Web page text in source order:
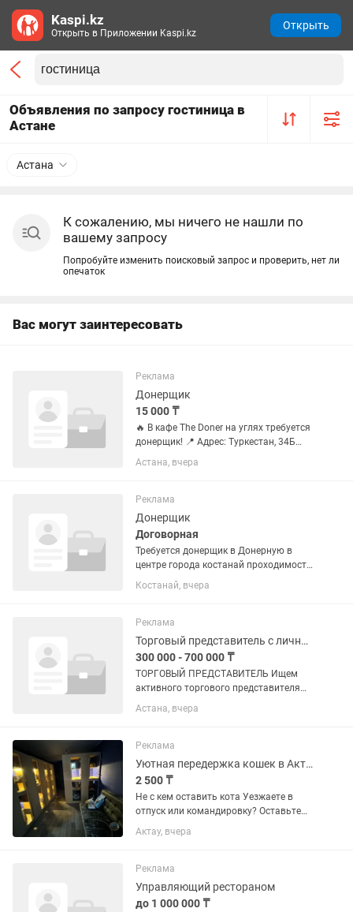
Объявления по запросу гостиница в
Астане
Астана
К сожалению, мы ничего не нашли по
вашему запросу
Попробуйте изменить поисковый запрос и проверить, нет ли
опечаток
Вас могут заинтересовать
Реклама
Донерщик
15 000 ₸
🔥 В кафе The Doner на углях требуется
донерщик! 📍 Адрес: Туркестан, 34Б
Требования: • Студентов не
рассматриваем. • Обязателен опыт
чистоплотность. • Скорость и...
Астана, вчера
Реклама
Донерщик
Договорная
Требуется донерщик в Донерную в
центре города костанай проходимость
хорошая, график 5/2 с 10.30 до 23.00
зп сдельная еженедельно без
обучим.
Костанай, вчера
Реклама
Торговый представитель с личным автомобилем
300 000 - 700 000 ₸
ТОРГОВЫЙ ПРЕДСТАВИТЕЛЬ Ищем
активного торгового представителя
для реализации продукции в
магазинах. Основные клиенты:
дома Магазины возле университетов
Магазины...
Астана, вчера
Реклама
Уютная передержка кошек в Актау JnV Cat Hotel
2 500 ₸
Не с кем оставить кота Уезжаете в
отпуск или командировку? Оставьте
любимца в заботливых руках
профессионалов! JnV Cat Hotel — это
Актау, вчера
Реклама
Управляющий рестораном
до 1 000 000 ₸
Kaspi.kz
Открыть в Приложении Kaspi.kz
Открыть